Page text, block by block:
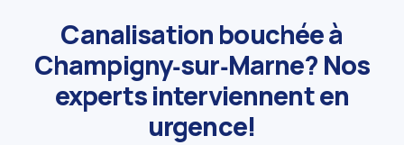
Canalisation bouchée à
Champigny‑sur‑Marne? Nos
experts interviennent en
urgence!